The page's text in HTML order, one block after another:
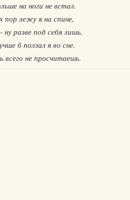
на ноги не встал.
пор лежу я на спине,
разве под себя лишь.
б ползал я во сне.
всего не просчитаешь.